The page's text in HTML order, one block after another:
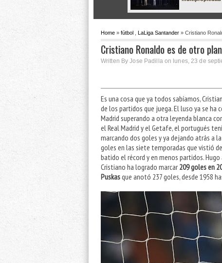
Home » fútbol LaLiga Santander » Cristiano
Cristiano Ronaldo es de otro
Written By Jose Padilla on lunes, 23 de
Es una cosa que ya todos sabíamos,
de los partidos que juega. El luso ya se ha
Madrid superando a otra leyenda blanca
el Real Madrid y el Getafe, el portugués
marcando dos goles y ya dejando atrás a
goles en las siete temporadas que vistió
batido el récord y en menos partidos.
Cristiano ha logrado marcar 209 goles en
Puskasque anotó 237 goles, desde 1958